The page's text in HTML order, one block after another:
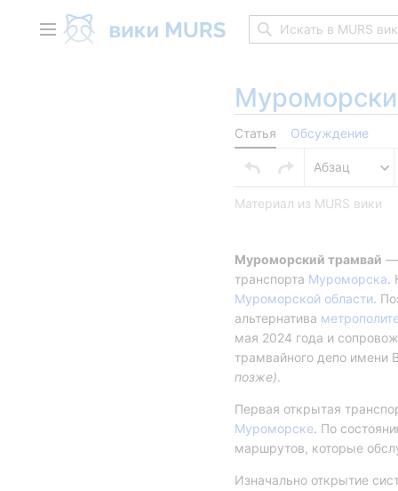
содержаниюГлавное меню
Статья Обсуждение
Абзац
Материал из MURS вики
Муроморский трамвай —
транспорта Муроморска
Муроморской области.
альтернатива
мая 2024 года и
трамвайного депо имени
позже).
Первая открытая
Муроморске. По
маршрутов, которые
Изначально открытие